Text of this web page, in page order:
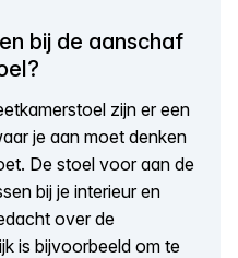
bij de aanschaf
zijn er een
je aan moet denken
De stoel voor aan de
bij je interieur en
over de
is bijvoorbeeld om te